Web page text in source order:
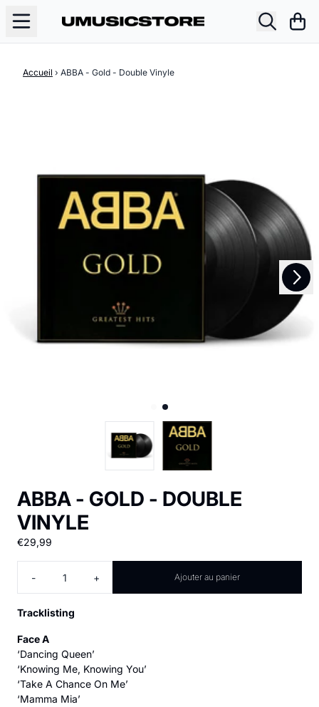
Accueil › ABBA - Gold - Double Vinyle
Suivant
ABBA - GOLD - DOUBLE
VINYLE
€29,99
- + Ajouter au panier
Tracklisting
Face A
‘Dancing Queen’
‘Knowing Me, Knowing You’
‘Take A Chance On Me’
‘Mamma Mia’